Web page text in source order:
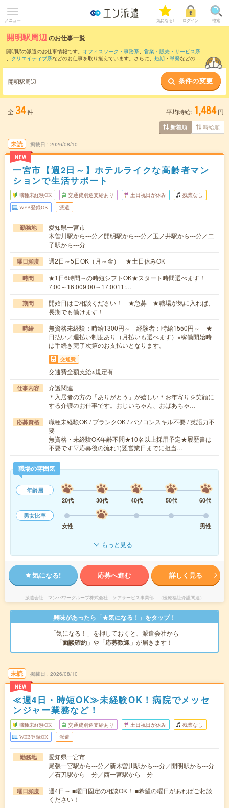
メニュー 気になる! ログイン 検索
開明駅周辺のお仕事一覧
開明駅の派遣のお仕事情報です。 オフィスワーク・事務系、 営業・販売・サービス系
、 クリエイティブ系などのお仕事を取り揃えています。さらに、 短期 ・ 単発などの期
また、岐阜駅 岩倉(愛知県)駅 など近隣駅のお
仕事もご確認いただけます。
開明駅周辺 条件の変更
全 34件 平均時給: 1,484 円
新着順 時給順
未読
NEW
掲載日 2026/08/10
一宮市【週2日～】ホテルライクな高齢者マン
ションで生活サポート
職種未経験OK 交通費別途支給あり 土日祝日が休み 残業なし
WEB登録OK 派遣
勤務地
愛知県一宮市
木曽川駅から---分／開明駅から---分／玉ノ井駅から---分／二
子駅から---分
曜日頻度 週2日～5日OK（月～金） ★土日休みOK
時間
★1日6時間～の時短シフトOK★スタート時間選べます！
7:00～16:009:00～17:0011:…
期間
開始日はご相談ください！ ★急募 ★職場が気に入れば、
長期でも働けます！
時給
無資格未経験：時給1300円～ 経験者：時給1550円～ ★
日払い／週払い制度あり（月払いも選べます）※稼働開始時
は手続き完了次第のお支払いとなります。
交通費
交通費全額支給※規定有
仕事内容
介護関連
＊入居者の方の「ありがとう」が嬉しい＊お年寄りを笑顔に
する介護のお仕事です。おじいちゃん、おばあちゃ…
応募資格
職種未経験OK / ブランクOK / パソコンスキル不要 / 英語力不
要
無資格・未経験OK年齢不問★10名以上採用予定★履歴書は
不要です▽応募後の流れ1)翌営業日までに担当…
職場の雰囲気
年齢層
20代
30代 40代 50代
60代
男女比率
女性
男性
もっと見る
気になる! 応募へ進む 詳しく見る
派遣会社 マンパワーグループ株式会社 ケアサービス事業部 （医療福祉介護関連）
興味があったら「★気になる！」をタップ！
「気になる！」を押しておくと、派遣会社から
「面談確約」 や 「応募歓迎」 が届きます！
未読
NEW
掲載日 2026/08/10
≪週4日・時短OK≫未経験OK！病院でメッセ
ンジャー業務など！
職種未経験OK 交通費別途支給あり 土日祝日が休み 残業なし
WEB登録OK 派遣
勤務地
愛知県一宮市
尾張一宮駅から---分／新木曽川駅から---分／開明駅から---分
／石刀駅から---分／西一宮駅から---分
曜日頻度
週4日～ ■曜日固定の相談OK！ ■希望の曜日があればご相談
ください！